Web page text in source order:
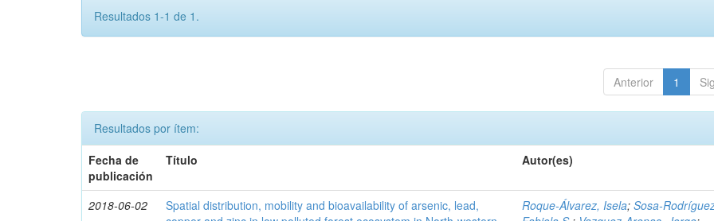
Resultados 1-1 de 1.
Anterior 1
Resultados por ítem:
Fecha de
publicación
Título Autor(es)
2018-06-02
Spatial distribution, mobility and bioavailability of arsenic, lead,
Roque-Álvarez, Isela;Sosa-